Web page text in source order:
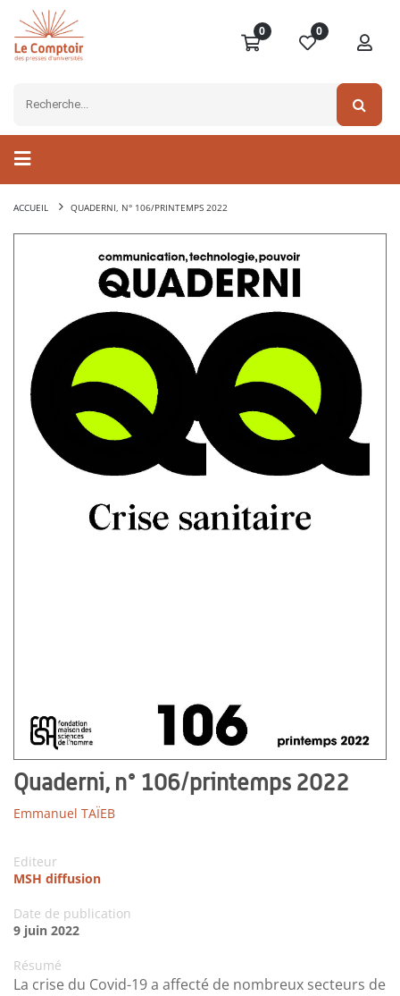
0 0
ACCUEIL QUADERNI, N° 106/PRINTEMPS 2022
Quaderni, n° 106/printemps 2022
Emmanuel TAÏEB
Editeur
MSH diffusion
Date de publication
9 juin 2022
Résumé
La crise du Covid-19 a affecté de nombreux secteurs de